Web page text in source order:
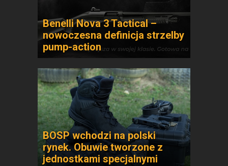
Benelli Nova 3 Tactical –
nowoczesna definicja strzelby
pump-action
BOSP wchodzi na polski
rynek. Obuwie tworzone z
jednostkami specjalnymi